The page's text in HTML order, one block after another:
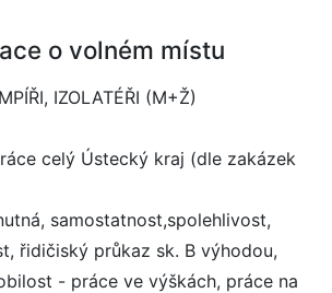
o volném místu
IZOLATÉŘI (M+Ž)
celý Ústecký kraj (dle zakázek
samostatnost,spolehlivost,
řidičiský průkaz sk. B výhodou,
- práce ve výškách, práce na